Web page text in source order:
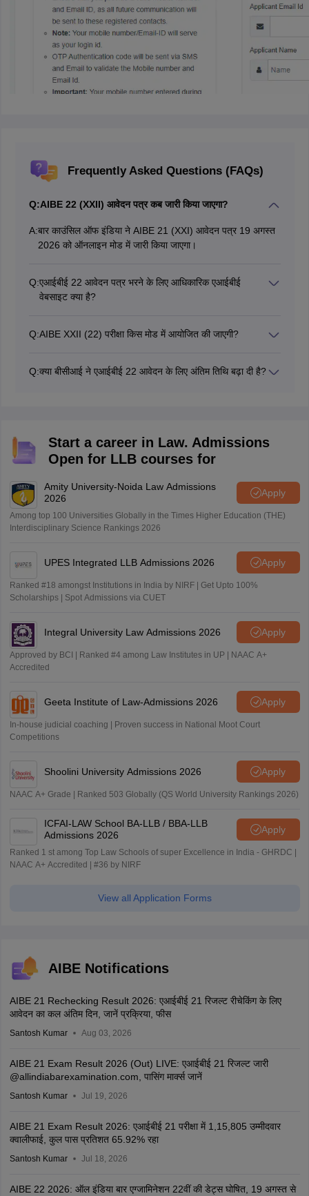
Frequently Asked Questions (FAQs)
Q:AIBE 22 (XXII) आवेदन पत्र कब जारी किया जाएगा?
A:बार काउंसिल ऑफ इंडिया ने AIBE 21 (XXI) आवेदन पत्र 19 अगस्त
2026 को ऑनलाइन मोड में जारी किया जाएगा।
Q:एआईबीई 22 आवेदन पत्र भरने के लिए आधिकारिक एआईबीई
वेबसाइट क्या है?
Q:AIBE XXII (22) परीक्षा किस मोड में आयोजित की जाएगी?
Q:क्या बीसीआई ने एआईबीई 22 आवेदन के लिए अंतिम तिथि बढ़ा दी है?
Start a career in Law. Admissions
Open for LLB courses for
Amity University-Noida Law Admissions
2026
Apply
Among top 100 Universities Globally in the Times Higher Education (THE)
Interdisciplinary Science Rankings 2026
UPES Integrated LLB Admissions 2026 Apply
Ranked #18 amongst Institutions in India by NIRF | Get Upto 100%
Scholarships | Spot Admissions via CUET
Integral University Law Admissions 2026 Apply
Approved by BCI | Ranked #4 among Law Institutes in UP | NAAC A+
Accredited
Geeta Institute of Law-Admissions 2026 Apply
In-house judicial coaching | Proven success in National Moot Court
Competitions
Shoolini University Admissions 2026 Apply
NAAC A+ Grade | Ranked 503 Globally (QS World University Rankings 2026)
ICFAI-LAW School BA-LLB / BBA-LLB
Admissions 2026
Apply
Ranked 1 st among Top Law Schools of super Excellence in India - GHRDC |
NAAC A+ Accredited | #36 by NIRF
View all Application Forms
AIBE Notifications
AIBE 21 Rechecking Result 2026: एआईबीई 21 रिजल्ट रीचेकिंग के लिए
आवेदन का कल अंतिम दिन, जानें प्रक्रिया, फीस
Santosh Kumar Aug 03, 2026
AIBE 21 Exam Result 2026 (Out) LIVE: एआईबीई 21 रिजल्ट जारी
@allindiabarexamination.com, पासिंग मार्क्स जानें
Santosh Kumar Jul 19, 2026
AIBE 21 Exam Result 2026: एआईबीई 21 परीक्षा में 1,15,805 उम्मीदवार
क्वालीफाई, कुल पास प्रतिशत 65.92% रहा
Santosh Kumar Jul 18, 2026
AIBE 22 2026: ऑल इंडिया बार एग्जामिनेशन 22वीं की डेट्स घोषित, 19 अगस्त से